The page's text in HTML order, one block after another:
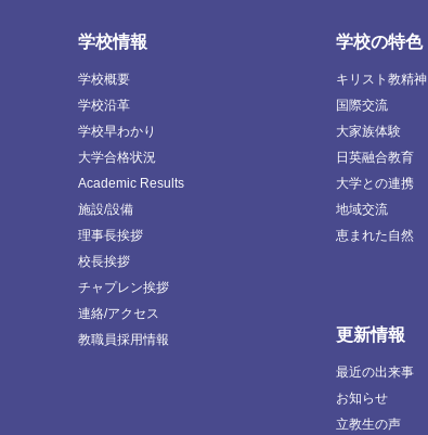
学校情報
学校概要
学校沿革
学校早わかり
大学合格状況
Academic Results
施設/設備
理事長挨拶
校長挨拶
チャプレン挨拶
連絡/アクセス
教職員採用情報
学校の特色
キリスト教精神
国際交流
大家族体験
日英融合教育
大学との連携
地域交流
恵まれた自然
更新情報
最近の出来事
お知らせ
立教生の声